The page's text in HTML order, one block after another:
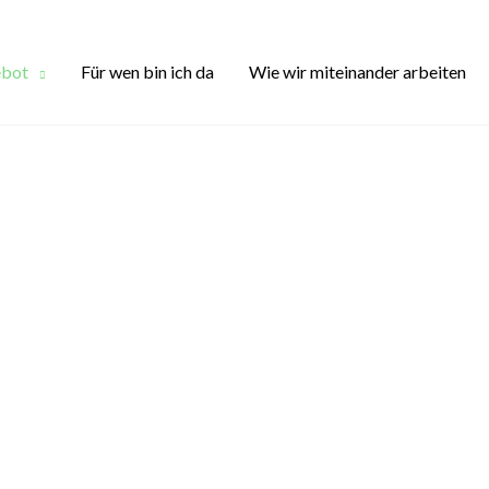
Für wen bin ich da Wie wir miteinander arbeiten